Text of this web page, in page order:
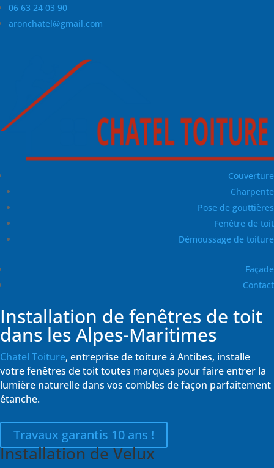
06 63 24 03 90
aronchatel@gmail.com
Couverture
Charpente
Pose de gouttières
Fenêtre de toit
Démoussage de toiture
Façade
Contact
Installation de fenêtres de toit
dans les Alpes-Maritimes
Chatel Toiture, entreprise de toiture à Antibes, installe
votre fenêtres de toit toutes marques pour faire entrer la
lumière naturelle dans vos combles de façon parfaitement
étanche.
Travaux garantis 10 ans !
Installation de Velux